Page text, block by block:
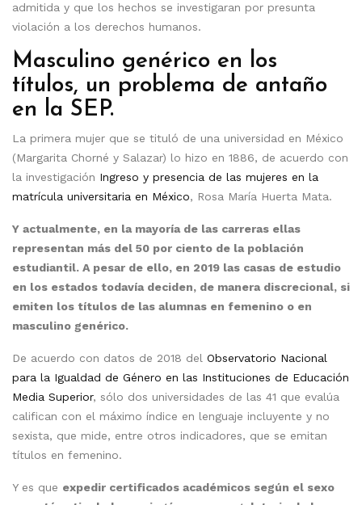
admitida y que los hechos se investigaran por presunta
violación a los derechos humanos.
Masculino genérico en los
títulos, un problema de antaño
en la SEP.
La primera mujer que se tituló de una universidad en México
(Margarita Chorné y Salazar) lo hizo en 1886, de acuerdo con
la investigación Ingreso y presencia de las mujeres en la
matrícula universitaria en México, Rosa María Huerta Mata.
Y actualmente, en la mayoría de las carreras ellas
representan más del 50 por ciento de la población
estudiantil. A pesar de ello, en 2019 las casas de estudio
en los estados todavía deciden, de manera discrecional, si
emiten los títulos de las alumnas en femenino o en
masculino genérico.
De acuerdo con datos de 2018 del Observatorio Nacional
para la Igualdad de Género en las Instituciones de Educación
Media Superior, sólo dos universidades de las 41 que evalúa
califican con el máximo índice en lenguaje incluyente y no
sexista, que mide, entre otros indicadores, que se emitan
títulos en femenino.
Y es que expedir certificados académicos según el sexo